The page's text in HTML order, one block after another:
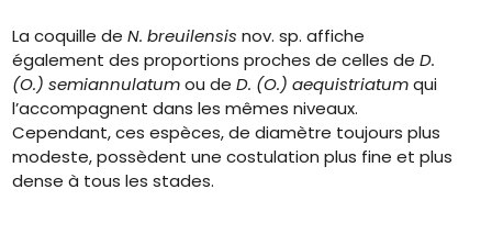
La coquille deN. breuilensis nov. sp. affiche
également des proportions proches de celles deD.
(O.) semiannulatumou deD. (O.) aequistriatumqui
l’accompagnent dans les mêmes niveaux.
Cependant, ces espèces, de diamètre toujours plus
modeste, possèdent une costulation plus fine et plus
dense à tous les stades.